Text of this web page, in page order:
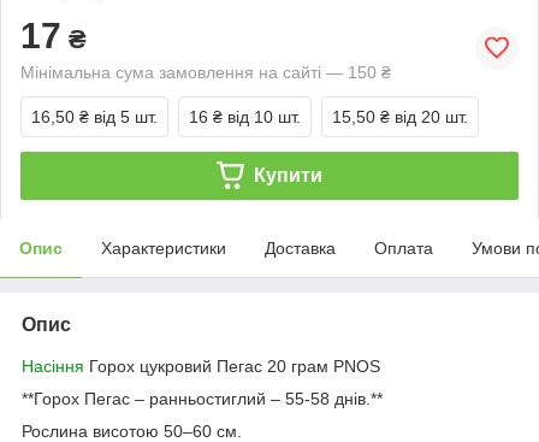
17 ₴
Мінімальна сума замовлення на сайті — 150 ₴
16,50 ₴ від 5 шт. 16 ₴ від 10 шт. 15,50 ₴ від 20 шт.
Купити
Опис Характеристики Доставка Оплата Умови
Опис
Насіння Горох цукровий Пегас 20 грам PNOS
**Горох Пегас – ранньостиглий – 55-58 днів.**
Рослина висотою 50–60 см.